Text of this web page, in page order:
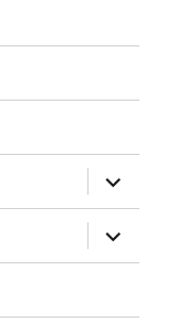
öffnen
öffnen